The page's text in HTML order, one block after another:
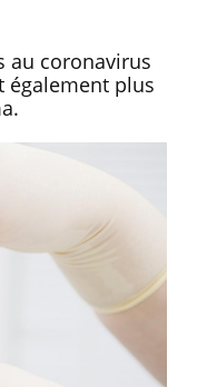
au coronavirus
également plus